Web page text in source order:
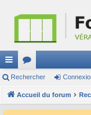
ac
co
or
u
Rechercher
Accueil du forum